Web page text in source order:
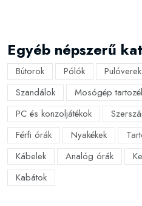
Egyéb népszerű
Bútorok Pólók Pulóverek
Szandálok
Mosógép
PC és konzoljátékok
Férfi órák
Nyakékek
Kábelek
Analóg órák
Kabátok